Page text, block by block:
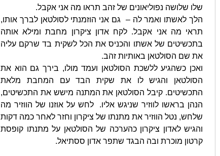
שלו שלושה נפוליאונים של זהב תראו מה אני אקבל.
הלך לאשתו ואמר לה – גם אני הוזמנתי לסולטאן לברך אותו,
תראי מה אני אקבל. לקח אדון ציקרון מחבת ומילא אותה
בתכשיטים של אשתו והכניס את הכל לשקית בד שרקם עליה
את שם הסולטאן באותיות זהב.
ואכן כשהגיע ללשכת הסולטאן ועמד מולו, בירך גם הוא את
הסולטאן והגיש לו את שקית הבד עם המחבת מלאת
התכשיטים. קיבל הסולטאן את המתנה מישש את התכשיטים,
הנהן בראשו לווזיר שניגש אליו. לחש על אוזנו של הווזיר מה
שלחש, נטל הווזיר את מתנתו של ציקרון וחזר לאחר כמה דקות
והגיש לאדון ציקרון כהערכה של הסולטאן על מתנתו קופסת
קרטון מוכרת ובה הבגד שתפר אדון ססתיאל.